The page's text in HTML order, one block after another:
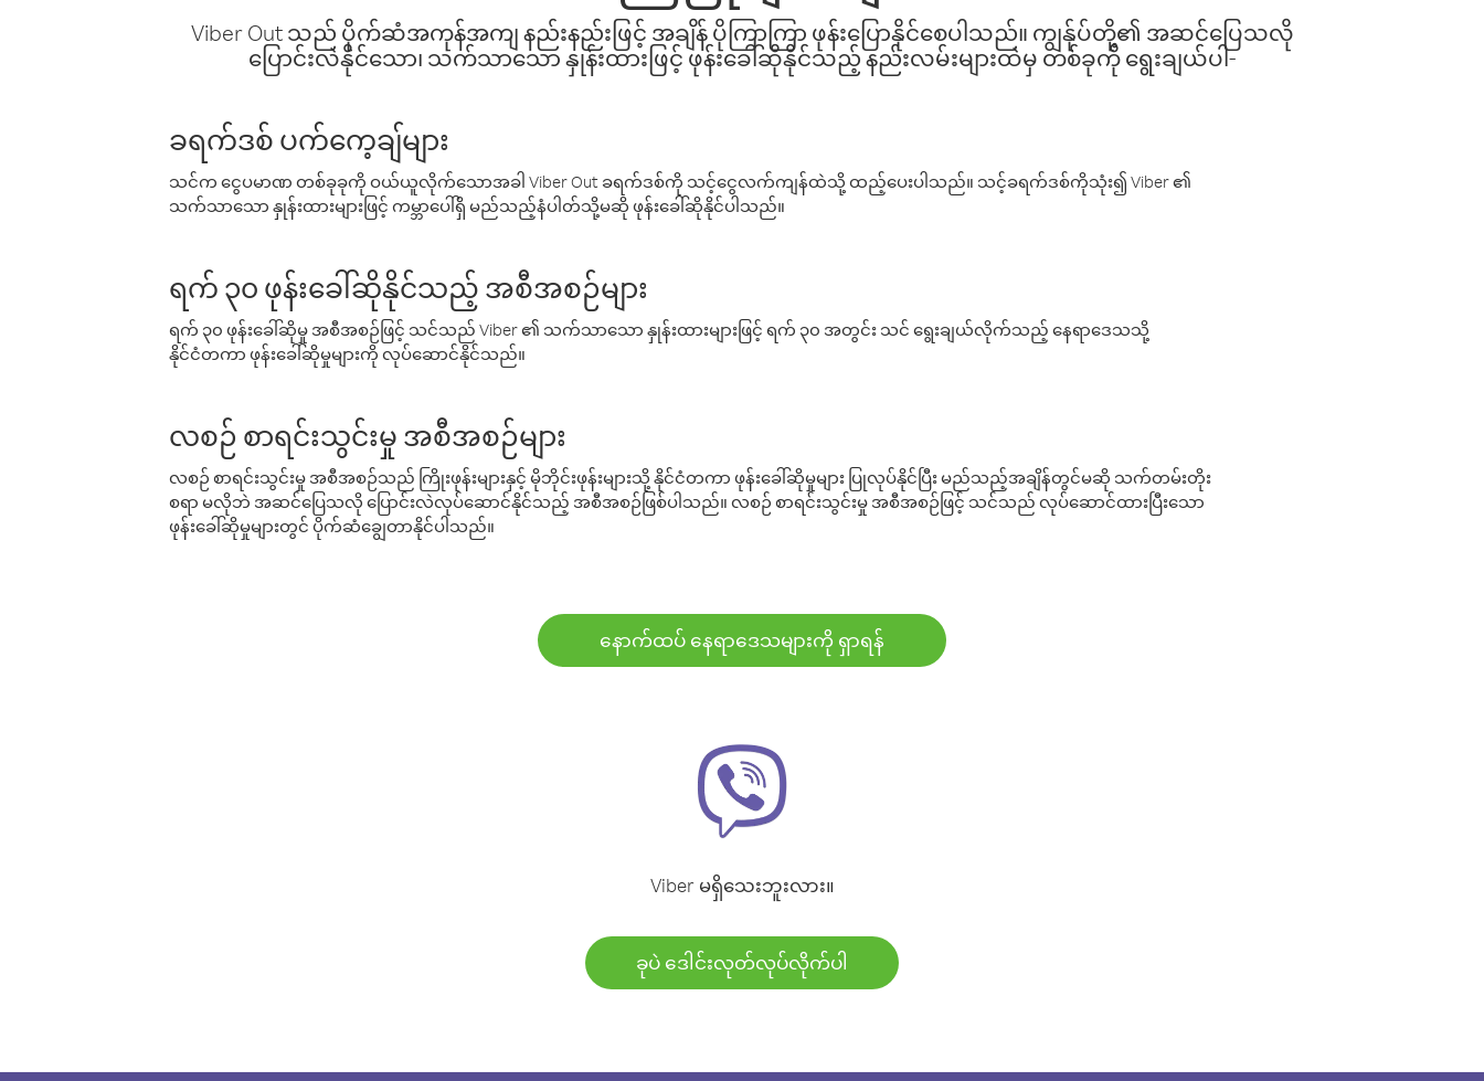
Viber Out သည် ပိုက်ဆံအကုန်အကျ နည်းနည်းဖြင့် အချိန် ပိုကြာကြာ ဖုန်းပြောနိုင်စေပါသည်။ ကျွန်ုပ်တို့၏ အဆင်ပြေသလို
ပြောင်းလဲနိုင်သော၊ သက်သာသော နှုန်းထားဖြင့် ဖုန်းခေါ်ဆိုနိုင်သည့် နည်းလမ်းများထဲမှ တစ်ခုကို ရွေးချယ်ပါ-
ခရက်ဒစ် ပက်ကေ့ချ်များ
သင်က ငွေပမာဏ တစ်ခုခုကို ဝယ်ယူလိုက်သောအခါ Viber Out ခရက်ဒစ်ကို သင့်ငွေလက်ကျန်ထဲသို့ ထည့်ပေးပါသည်။ သင့်ခရက်ဒစ်ကိုသုံး၍ Viber ၏
သက်သာသော နှုန်းထားများဖြင့် ကမ္ဘာပေါ်ရှိ မည်သည့်နံပါတ်သို့မဆို ဖုန်းခေါ်ဆိုနိုင်ပါသည်။
ရက် ၃၀ ဖုန်းခေါ်ဆိုနိုင်သည့် အစီအစဉ်များ
ရက် ၃၀ ဖုန်းခေါ်ဆိုမှု အစီအစဉ်ဖြင့် သင်သည် Viber ၏ သက်သာသော နှုန်းထားများဖြင့် ရက် ၃၀ အတွင်း သင် ရွေးချယ်လိုက်သည့် နေရာဒေသသို့
နိုင်ငံတကာ ဖုန်းခေါ်ဆိုမှုများကို လုပ်ဆောင်နိုင်သည်။
လစဉ် စာရင်းသွင်းမှု အစီအစဉ်များ
လစဉ် စာရင်းသွင်းမှု အစီအစဉ်သည် ကြိုးဖုန်းများနှင့် မိုဘိုင်းဖုန်းများသို့ နိုင်ငံတကာ ဖုန်းခေါ်ဆိုမှုများ ပြုလုပ်နိုင်ပြီး မည်သည့်အချိန်တွင်မဆို သက်တမ်းတိုး
စရာ မလိုဘဲ အဆင်ပြေသလို ပြောင်းလဲလုပ်ဆောင်နိုင်သည့် အစီအစဉ်ဖြစ်ပါသည်။ လစဉ် စာရင်းသွင်းမှု အစီအစဉ်ဖြင့် သင်သည် လုပ်ဆောင်ထားပြီးသော
ဖုန်းခေါ်ဆိုမှုများတွင် ပိုက်ဆံချွေတာနိုင်ပါသည်။
နောက်ထပ် နေရာဒေသများကို ရှာရန်
Viber မရှိသေးဘူးလား။
ခုပဲ ဒေါင်းလုတ်လုပ်လိုက်ပါ